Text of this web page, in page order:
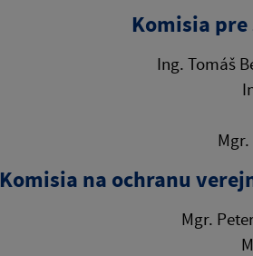
Komisia
Ing. Tomáš
Komisia na ochranu
Mgr.